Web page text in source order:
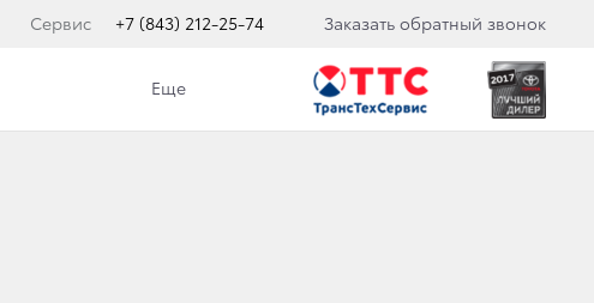
Сервис +7 (843) 212-25-74 Заказать обратный звонок
Еще